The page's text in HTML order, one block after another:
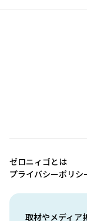
取材やメディア
ゼロニィゴとは
プライバシーポリシ